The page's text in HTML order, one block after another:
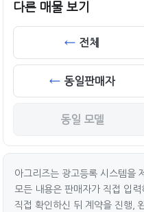
다른 매물 보기
전체
동일판매자
동일 모델
아그리즈는 광고등록 시스템을
모든 내용은 판매자가 직접 입
직접 확인하신 뒤 계약을 진행,